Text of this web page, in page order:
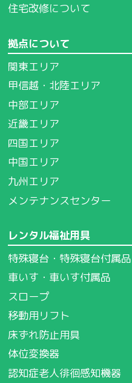
住宅改修について
拠点について
関東エリア
甲信越・北陸エリア
中部エリア
近畿エリア
四国エリア
中国エリア
九州エリア
メンテナンスセンター
レンタル福祉用具
特殊寝台・特殊寝台付属品
車いす・車いす付属品
スロープ
移動用リフト
床ずれ防止用具
体位変換器
認知症老人徘徊感知機器